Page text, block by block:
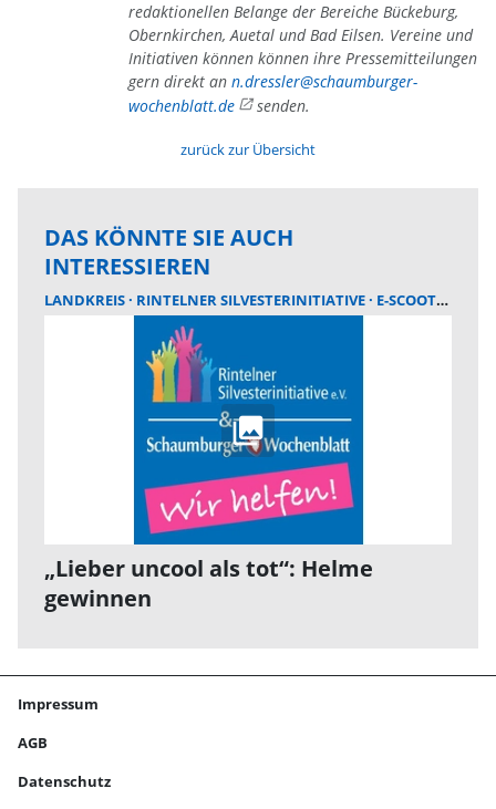
redaktionellen Belange der Bereiche Bückeburg,
Obernkirchen, Auetal und Bad Eilsen. Vereine und
Initiativen können können ihre Pressemitteilungen
gern direkt an n.dressler@schaumburger-
wochenblatt.de
senden.
zurück zur Übersicht
DAS KÖNNTE SIE AUCH
INTERESSIEREN
LANDKREIS RINTELNER SILVESTERINITIATIVE E-SCOOTER
„Lieber uncool als tot“: Helme
gewinnen
Impressum
AGB
Datenschutz